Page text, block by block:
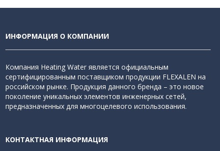
ИНФОРМАЦИЯ О КОМПАНИИ
Компания Heating Water является официальным
сертифицированным поставщиком продукции FLEXALEN на
российском рынке. Продукция данного бренда – это новое
поколение уникальных элементов инженерных сетей,
предназначенных для многоцелевого использования.
КОНТАКТНАЯ ИНФОРМАЦИЯ